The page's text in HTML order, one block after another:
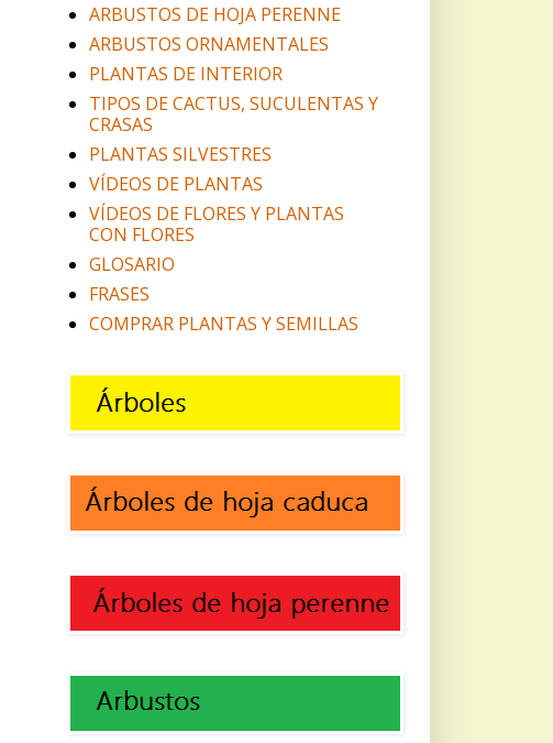
ARBUSTOS DE HOJA PERENNE
ARBUSTOS ORNAMENTALES
PLANTAS DE INTERIOR
TIPOS DE CACTUS, SUCULENTAS Y
CRASAS
PLANTAS SILVESTRES
VÍDEOS DE PLANTAS
VÍDEOS DE FLORES Y PLANTAS
CON FLORES
GLOSARIO
FRASES
COMPRAR PLANTAS Y SEMILLAS